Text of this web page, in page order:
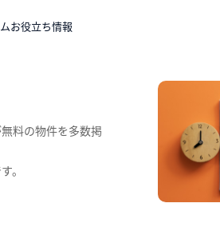
お役立ち情報
料の物件を多数掲
。